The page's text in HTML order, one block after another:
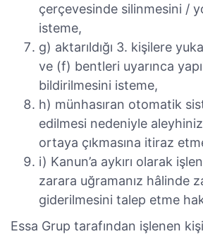
çerçevesinde silinmesini /
isteme,
g) aktarıldığı 3. kişilere
ve (f) bentleri uyarınca
bildirilmesini isteme,
h) münhasıran otomatik
edilmesi nedeniyle
ortaya çıkmasına itiraz
i) Kanun’a aykırı olarak
zarara uğramanız hâlinde
giderilmesini talep etme
Essa Grup tarafından işlenen